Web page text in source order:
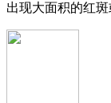
出现大面积的红